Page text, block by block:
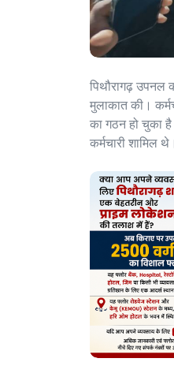
पिथौरागढ़ उपनल
मुलाकात की।
का गठन हो चुका है
कर्मचारी शामिल थे।